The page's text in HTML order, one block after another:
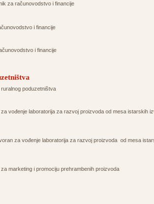
za računovodstvo i financije
i financije
i financije
poduzetništva
vođenje laboratorija za razvoj proizvoda od mesa istarskih
za vođenje laboratorija za razvoj proizvoda od mesa
marketing i promociju prehrambenih proizvoda